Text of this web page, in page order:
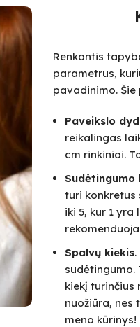
Renkantis
parametrus,
pavadinimo.
Paveikslo
reikalingas
cm rinkiniai.
Sudėtingumo
turi konkretus
iki 5, kur 1 yra
Spalvų kiekis
sudėtingumo.
kiekį turinčius
nuožiūra, nes
meno kūrinys!